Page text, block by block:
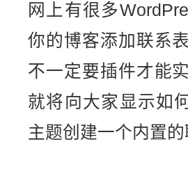
网上有很多
你的博客添加联系
不一定要插件才能
就将向大家显示如
主题创建一个内置的